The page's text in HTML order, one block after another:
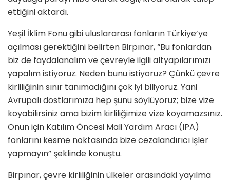
ettiğini aktardı.
Yeşil İklim Fonu gibi uluslararası fonların Türkiye’ye
açılması gerektiğini belirten Birpınar, “Bu fonlardan
biz de faydalanalım ve çevreyle ilgili altyapılarımızı
yapalım istiyoruz. Neden bunu istiyoruz? Çünkü çevre
kirliliğinin sınır tanımadığını çok iyi biliyoruz. Yani
Avrupalı dostlarımıza hep şunu söylüyoruz; bize vize
koyabilirsiniz ama bizim kirliliğimize vize koyamazsınız.
Onun için Katılım Öncesi Mali Yardım Aracı (IPA)
fonlarını kesme noktasında bize cezalandırıcı işler
yapmayın” şeklinde konuştu.
Birpınar, çevre kirliliğinin ülkeler arasındaki yayılma